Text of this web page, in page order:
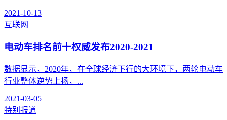
2021-10-13
互联网
电动车排名前十权威发布2020-2021
数据显示，2020年，在全球经济下行的大环境下，两轮电动车
行业整体逆势上扬，...
2021-03-05
特别报道